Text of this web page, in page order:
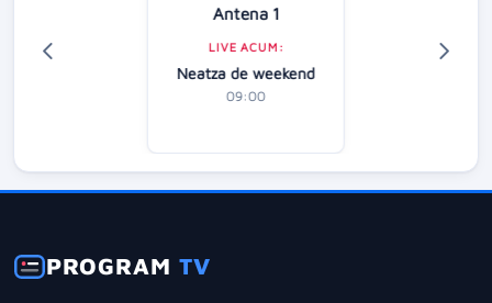
Antena 1
LIVE ACUM:
Neatza de weekend
09:00
PROGRAMTV